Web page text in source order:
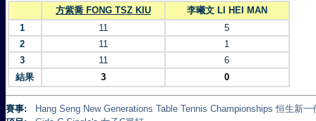
方紫喬 FONG TSZ KIU
李曦文 LI HEI MAN
1
11
5
2
11
1
3
11
6
結果
3 0
賽事:
Hang Seng New Generations Table Tennis Championships 恒生新